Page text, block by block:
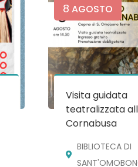
8 AGOSTO
Visita guidata
teatralizzata
Cornabusa
BIBLIOTECA DI